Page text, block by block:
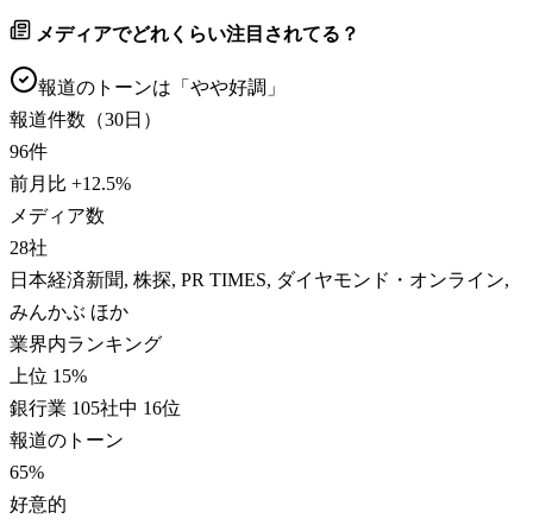
メディアでどれくらい注目されてる？
報道のトーンは「 やや好調 」
報道件数（30日）
96件
前月比 +12.5%
メディア数
28社
日本経済新聞, 株探, PR TIMES, ダイヤモンド・オンライン,
みんかぶ ほか
業界内ランキング
上位 15%
銀行業 105社中 16位
報道のトーン
65%
好意的